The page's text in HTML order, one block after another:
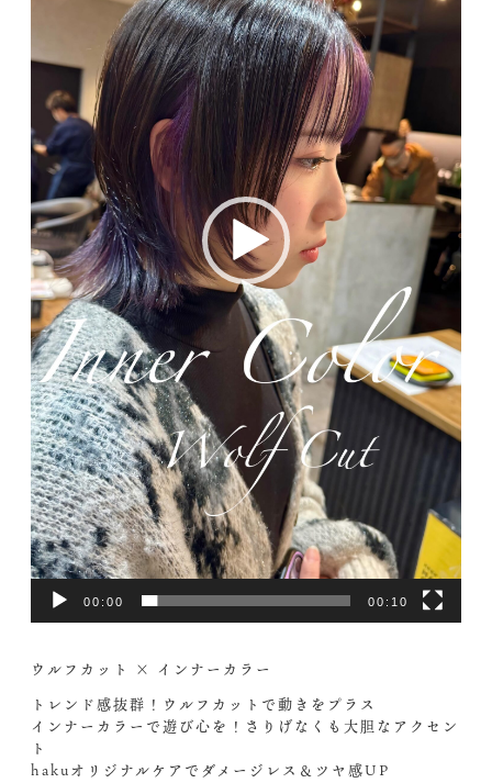
00:00 00:10
ウルフカット × インナーカラー
トレンド感抜群！ウルフカットで動きをプラス
インナーカラーで遊び心を！さりげなくも大胆なアクセン
ト
hakuオリジナルケアでダメージレス＆ツヤ感UP